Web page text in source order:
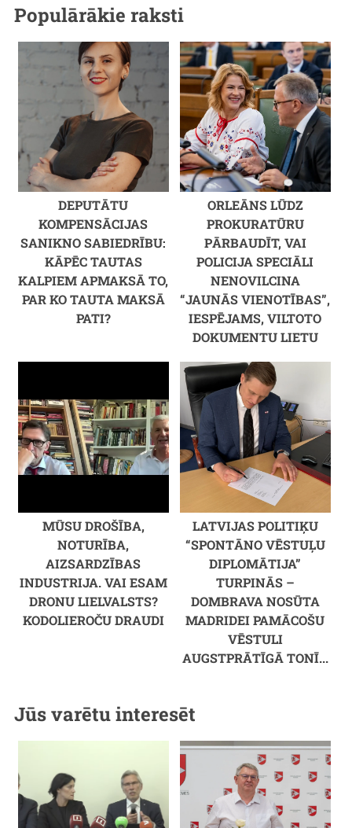
Populārākie raksti
DEPUTĀTU
KOMPENSĀCIJAS
SANIKNO SABIEDRĪBU:
KĀPĒC TAUTAS
KALPIEM APMAKSĀ TO,
PAR KO TAUTA MAKSĀ
PATI?
ORLEĀNS LŪDZ
PROKURATŪRU
PĀRBAUDĪT, VAI
POLICIJA SPECIĀLI
NENOVILCINA
“JAUNĀS VIENOTĪBAS”,
IESPĒJAMS, VILTOTO
DOKUMENTU LIETU
MŪSU DROŠĪBA,
NOTURĪBA,
AIZSARDZĪBAS
INDUSTRIJA. VAI ESAM
DRONU LIELVALSTS?
KODOLIEROČU DRAUDI
LATVIJAS POLITIĶU
“SPONTĀNO VĒSTUĻU
DIPLOMĀTIJA”
TURPINĀS –
DOMBRAVA NOSŪTA
MADRIDEI PAMĀCOŠU
VĒSTULI
AUGSTPRĀTĪGĀ TONĪ...
Jūs varētu interesēt